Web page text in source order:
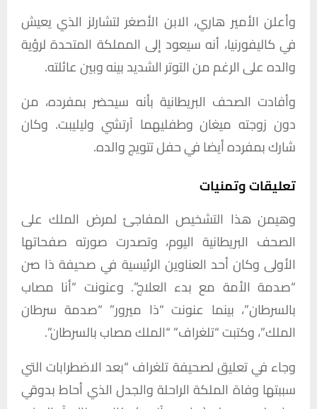
وأعلن الأمير هاري، الابن الأصغر لتشارلز الذي يعيش
في كاليفورنيا، أنه سيعود إلى المملكة المتحدة لرؤية
والده على الرغم من التوتر الشديد بينه وبين عائلته.
وأفادت الصحف البريطانية بأنه سيحضر بمفرده، من
دون زوجته ميغان وطفليهما آرتشي وليليبت. وكان
شارك بمفرده أيضا في حفل تتويج والده.
تعليقات وتمنيات
وهيمن هذا التشخيص المفاجئ لمرض الملك على
الصحف البريطانية اليوم، وتصدرت صورته صفحاتها
الأولى وكان أحد العناوين الرئيسية في صحيفة ذا صن
“صدمة الأمة مع بدء العلاج”. وعنونت “أنا مصاب
بالسرطان”، بينما عنونت “ذا ميرور” “صدمة سرطان
الملك”، وكتبت “تلغراف” “الملك مصاب بالسرطان”.
وجاء في تعليق لصحيفة تلغراف “بعد الاضطرابات التي
سببتها وفاة الملكة الراحلة والجدل الذي أحاط بدوقي